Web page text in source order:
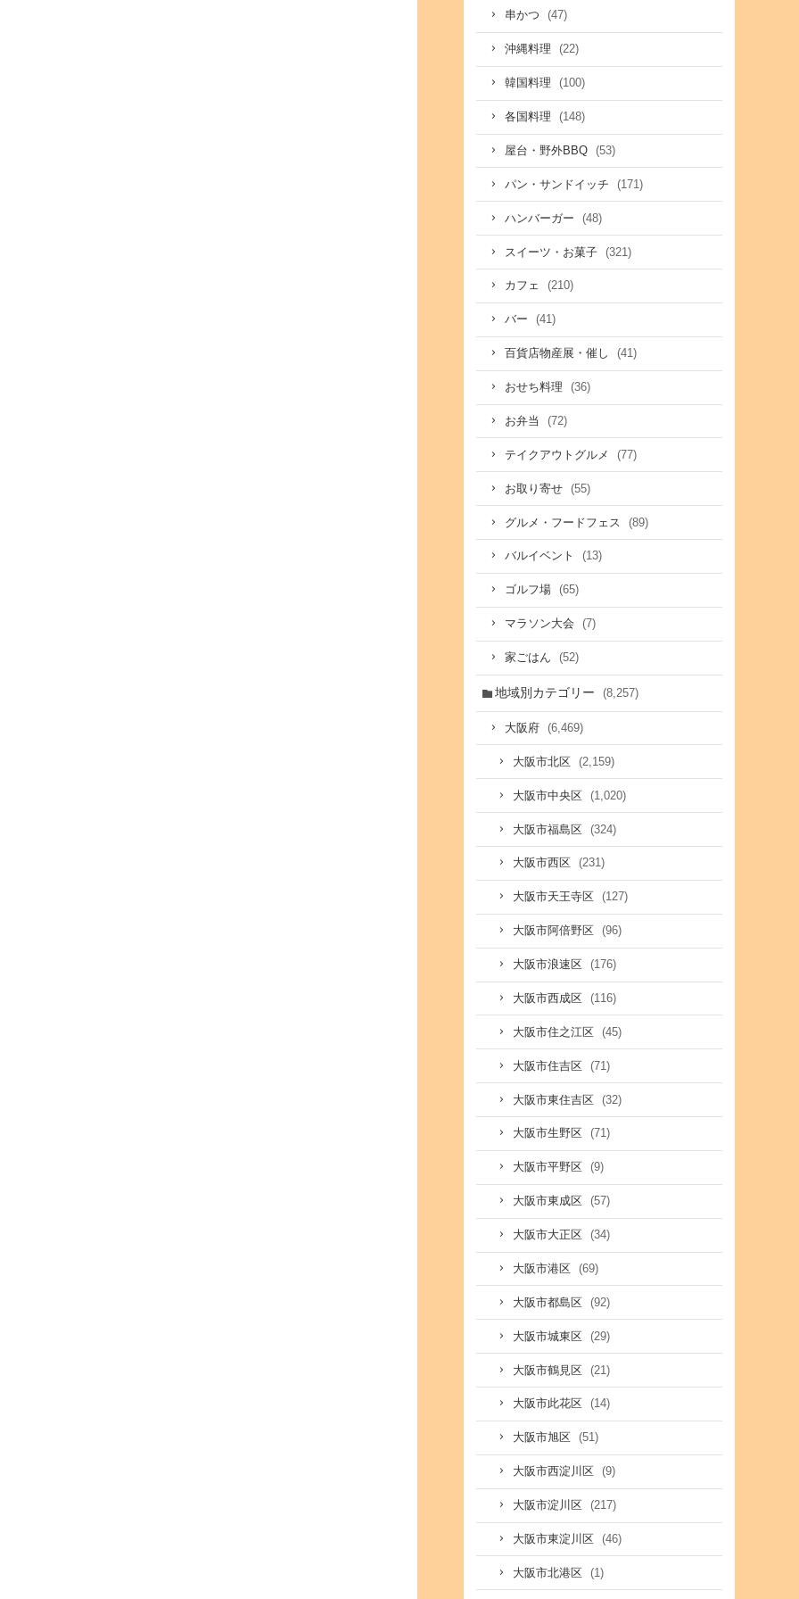
串かつ (47)
沖縄料理 (22)
韓国料理 (100)
各国料理 (148)
屋台・野外BBQ (53)
パン・サンドイッチ (171)
ハンバーガー (48)
スイーツ・お菓子 (321)
カフェ (210)
バー (41)
百貨店物産展・催し (41)
おせち料理 (36)
お弁当 (72)
テイクアウトグルメ (77)
お取り寄せ (55)
グルメ・フードフェス (89)
バルイベント (13)
ゴルフ場 (65)
マラソン大会 (7)
家ごはん (52)
地域別カテゴリー (8,257)
大阪府 (6,469)
大阪市北区 (2,159)
大阪市中央区 (1,020)
大阪市福島区 (324)
大阪市西区 (231)
大阪市天王寺区 (127)
大阪市阿倍野区 (96)
大阪市浪速区 (176)
大阪市西成区 (116)
大阪市住之江区 (45)
大阪市住吉区 (71)
大阪市東住吉区 (32)
大阪市生野区 (71)
大阪市平野区 (9)
大阪市東成区 (57)
大阪市大正区 (34)
大阪市港区 (69)
大阪市都島区 (92)
大阪市城東区 (29)
大阪市鶴見区 (21)
大阪市此花区 (14)
大阪市旭区 (51)
大阪市西淀川区 (9)
大阪市淀川区 (217)
大阪市東淀川区 (46)
大阪市北港区 (1)